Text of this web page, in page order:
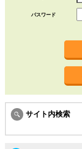
パスワード
サイト内検索